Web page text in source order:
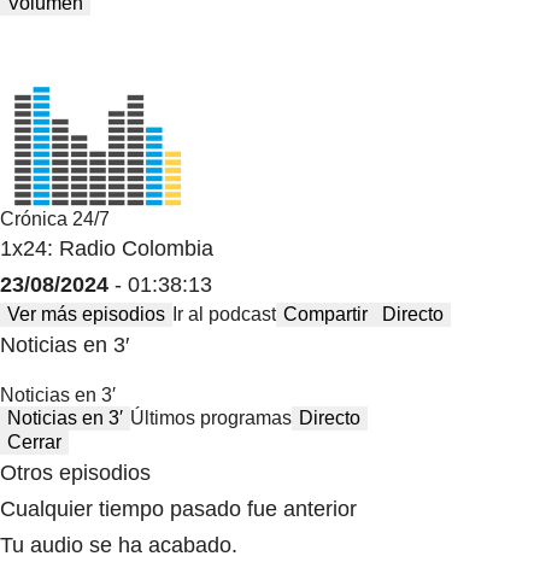
Crónica 24/7
1x24: Radio Colombia
23/08/2024 - 01:38:13
Ver más episodios Ir al podcast Compartir Directo
Noticias en 3′
Noticias en 3′
Noticias en 3′ Últimos programas Directo
Cerrar
Otros episodios
Cualquier tiempo pasado fue anterior
Tu audio se ha acabado.